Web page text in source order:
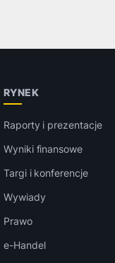
RYNEK
Raporty i prezentacje
Wyniki finansowe
Targi i konferencje
Wywiady
Prawo
e-Handel